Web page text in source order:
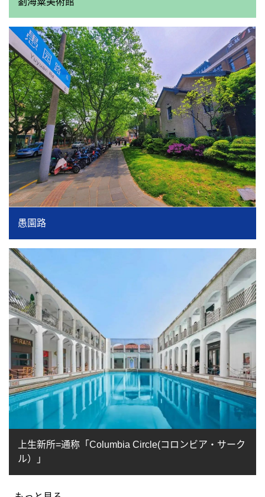
愚園路
上生新所=通称「Columbia Circle(コロンビア・サーク
ル）」